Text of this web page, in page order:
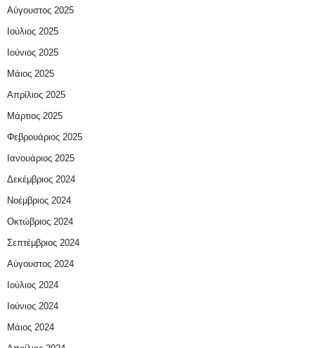
Αύγουστος 2025
Ιούλιος 2025
Ιούνιος 2025
Μάιος 2025
Απρίλιος 2025
Μάρτιος 2025
Φεβρουάριος 2025
Ιανουάριος 2025
Δεκέμβριος 2024
Νοέμβριος 2024
Οκτώβριος 2024
Σεπτέμβριος 2024
Αύγουστος 2024
Ιούλιος 2024
Ιούνιος 2024
Μάιος 2024